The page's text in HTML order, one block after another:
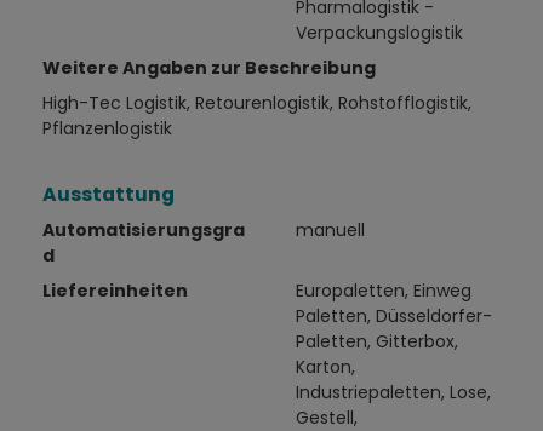
Pharmalogistik -
Verpackungslogistik
Weitere Angaben zur Beschreibung
High-Tec Logistik, Retourenlogistik, Rohstofflogistik,
Pflanzenlogistik
Ausstattung
Automatisierungsgra
d
manuell
Liefereinheiten
Europaletten, Einweg
Paletten, Düsseldorfer-
Paletten, Gitterbox,
Karton,
Industriepaletten, Lose,
Gestell,